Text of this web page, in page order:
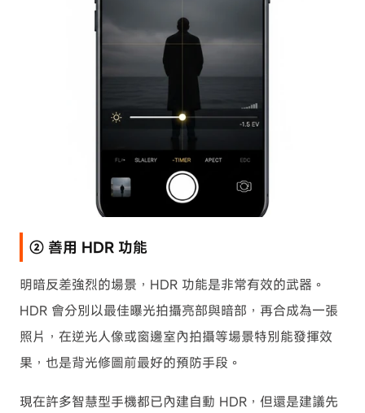
② 善用 HDR 功能
明暗反差強烈的場景，HDR 功能是非常有效的武器。
HDR 會分別以最佳曝光拍攝亮部與暗部，再合成為一張
照片，在逆光人像或窗邊室內拍攝等場景特別能發揮效
果，也是背光修圖前最好的預防手段。
現在許多智慧型手機都已內建自動 HDR，但還是建議先